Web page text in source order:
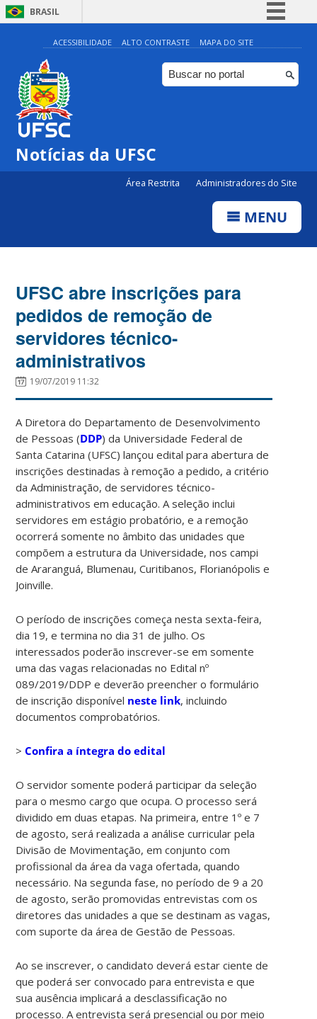
BRASIL
Simplifique!
Comunica BR
Participe
ACESSIBILIDADE ALTO CONTRASTE MAPA DO SITE
Notícias da UFSC
Área Restrita Administradores do Site
MENU
UFSC abre inscrições para
pedidos de remoção de
servidores técnico-
administrativos
19/07/2019 11:32
A Diretora do Departamento de Desenvolvimento
de Pessoas (DDP) da Universidade Federal de
Santa Catarina (UFSC) lançou edital para abertura de
inscrições destinadas à remoção a pedido, a critério
da Administração, de servidores técnico-
administrativos em educação. A seleção inclui
servidores em estágio probatório, e a remoção
ocorrerá somente no âmbito das unidades que
compõem a estrutura da Universidade, nos campi
de Araranguá, Blumenau, Curitibanos, Florianópolis e
Joinville.
O período de inscrições começa nesta sexta-feira,
dia 19, e termina no dia 31 de julho. Os
interessados poderão inscrever-se em somente
uma das vagas relacionadas no Edital nº
089/2019/DDP e deverão preencher o formulário
de inscrição disponível neste link, incluindo
documentos comprobatórios.
>Confira a íntegra do edital
O servidor somente poderá participar da seleção
para o mesmo cargo que ocupa. O processo será
dividido em duas etapas. Na primeira, entre 1º e 7
de agosto, será realizada a análise curricular pela
Divisão de Movimentação, em conjunto com
profissional da área da vaga ofertada, quando
necessário. Na segunda fase, no período de 9 a 20
de agosto, serão promovidas entrevistas com os
diretores das unidades a que se destinam as vagas,
com suporte da área de Gestão de Pessoas.
Ao se inscrever, o candidato deverá estar ciente de
que poderá ser convocado para entrevista e que
sua ausência implicará a desclassificação no
processo. A entrevista será presencial ou por meio